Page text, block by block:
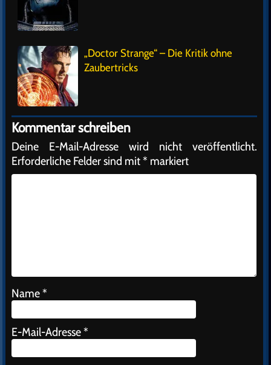
„Doctor Strange“ – Die Kritik ohne
Zaubertricks
Kommentar schreiben
Deine E-Mail-Adresse wird nicht veröffentlicht.
Erforderliche Felder sind mit* markiert
Name*
E-Mail-Adresse*